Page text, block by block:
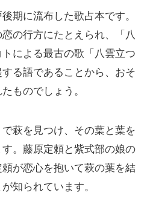
期に流布した歌占本です。
の行方にたとえられ、「八
による最古の歌「八雲立つ
る語であることから、おそ
ものでしょう。
萩を見つけ、その葉と葉を
。藤原定頼と紫式部の娘の
が恋心を抱いて萩の葉を結
知られています。